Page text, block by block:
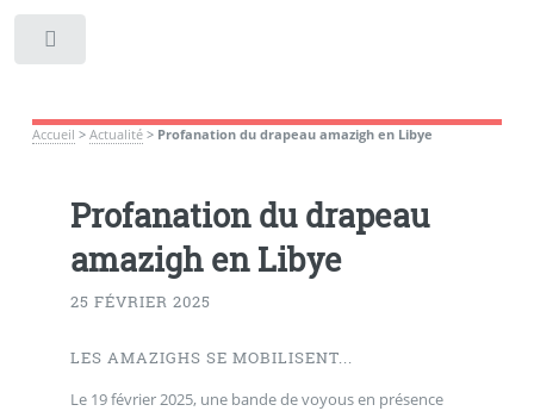
Accueil > Actualité> Profanation du drapeau amazigh en Libye
Profanation du drapeau
amazigh en Libye
25 FÉVRIER 2025
LES AMAZIGHS SE MOBILISENT...
Le 19 février 2025, une bande de voyous en présence